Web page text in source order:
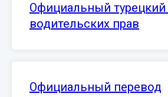
Официальный турецкий
водительских прав
Официальный перевод